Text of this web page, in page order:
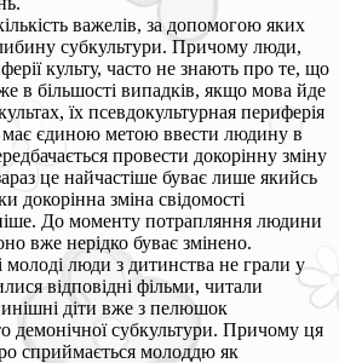
важелів, за допомогою яких
субкультури. Причому люди,
культу, часто не знають про те, що
в більшості випадків, якщо мова йде
їх псевдокультурная периферія
має єдиною метою ввести людину в
провести докорінну зміну
це найчастіше буває лише якийсь
докорінна зміна свідомості
До моменту потрапляння людини
вже нерідко буває змінено.
люди з дитинства не грали у
відповідні фільми, читали
діти вже з пелюшок
демонічної субкультури. Причому ця
сприймається молоддю як